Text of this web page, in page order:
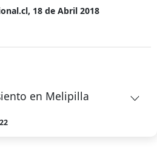
18 de Abril 2018
en Melipilla